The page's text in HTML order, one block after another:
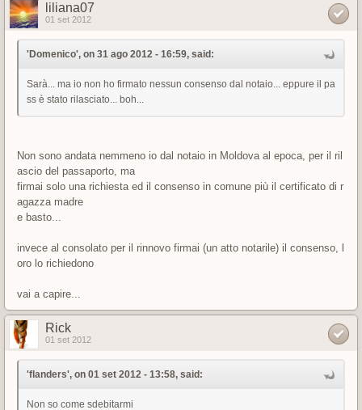
liliana07
01 set 2012
'Domenico', on 31 ago 2012 - 16:59, said:
Sarà... ma io non ho firmato nessun consenso dal notaio... eppure il pa
ss è stato rilasciato... boh...
Non sono andata nemmeno io dal notaio in Moldova al epoca, per il ril
ascio del passaporto, ma
firmai solo una richiesta ed il consenso in comune più il certificato di r
agazza madre
e basto...
invece al consolato per il rinnovo firmai (un atto notarile) il consenso, l
oro lo richiedono
vai a capire...
Rick
01 set 2012
'flanders', on 01 set 2012 - 13:58, said:
Non so come sdebitarmi